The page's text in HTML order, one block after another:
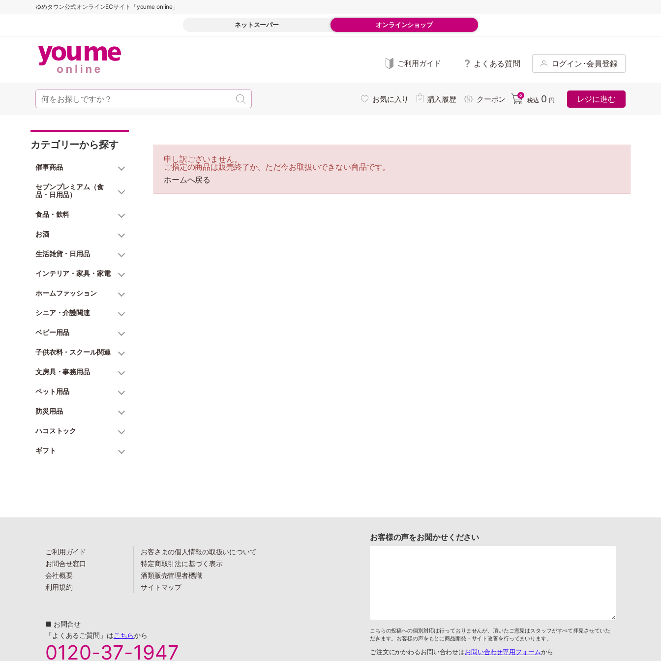
ゆめタウン公式オンラインECサイト「youme online」
ネットスーパー オンラインショップ
ご利用ガイド よくある質問 ログイン･会員登録
お気に入り 購入履歴 クーポン 0
税込 0 円 レジに進む
カテゴリーから探す
催事商品
セブンプレミアム（食
品・日用品）
食品・飲料
お酒
生活雑貨・日用品
インテリア・家具・家電
ホームファッション
シニア・介護関連
ベビー用品
子供衣料・スクール関連
文房具・事務用品
ペット用品
防災用品
ハコストック
ギフト
申し訳ございません。
ご指定の商品は販売終了か、ただ今お取扱いできない商品です。
ホームへ戻る
ご利用ガイド
お問合せ窓口
会社概要
利用規約
お客さまの個人情報の取扱いについて
特定商取引法に基づく表示
酒類販売管理者標識
サイトマップ
■ お問合せ
「よくあるご質問」はこちらから
0120-37-1947
お客様の声をお聞かせください
こちらの投稿への個別対応は行っておりませんが、頂いたご意見はスタッフがすべて拝見させていた
だきます。お客様の声をもとに商品開発・サイト改善を行ってまいります。
ご注文にかかわるお問い合わせはお問い合わせ専用フォームから